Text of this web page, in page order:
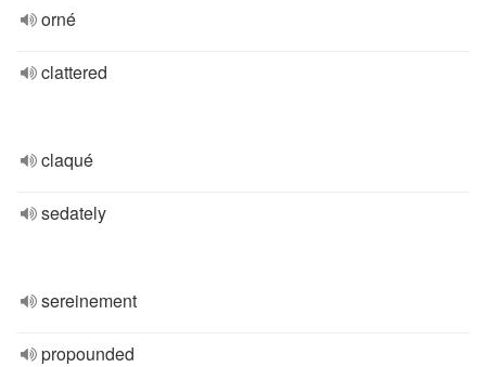
orné
clattered
claqué
sedately
sereinement
propounded